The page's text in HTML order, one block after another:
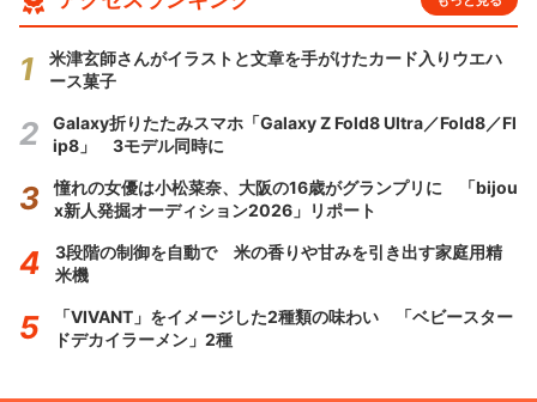
米津玄師さんがイラストと文章を手がけたカード入りウエハ
ース菓子
Galaxy折りたたみスマホ「Galaxy Z Fold8 Ultra／Fold8／Fl
ip8」 3モデル同時に
憧れの女優は小松菜奈、大阪の16歳がグランプリに 「bijou
x新人発掘オーディション2026」リポート
3段階の制御を自動で 米の香りや甘みを引き出す家庭用精
米機
「VIVANT」をイメージした2種類の味わい 「ベビースター
ドデカイラーメン」2種